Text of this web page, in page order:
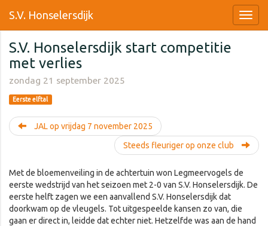
S.V. Honselersdijk
S.V. Honselersdijk start competitie
met verlies
zondag 21 september 2025
Eerste elftal
JAL op vrijdag 7 november 2025
Steeds fleuriger op onze club
Met de bloemenveiling in de achtertuin won Legmeervogels de
eerste wedstrijd van het seizoen met 2-0 van S.V. Honselersdijk. De
eerste helft zagen we een aanvallend S.V. Honselersdijk dat
doorkwam op de vleugels. Tot uitgespeelde kansen zo van, die
gaan er direct in, leidde dat echter niet. Hetzelfde was aan de hand